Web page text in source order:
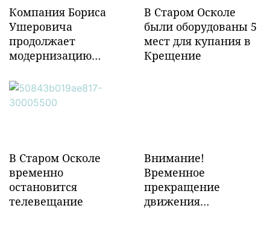
Компания Бориса
Ушеровича
продолжает
модернизацию
инфраструктуры в
Забайкалье
В Старом Осколе
были оборудованы 5
мест для купания в
Крещение
В Старом Осколе
временно
остановится
телевещание
Внимание!
Временное
прекращение
движения